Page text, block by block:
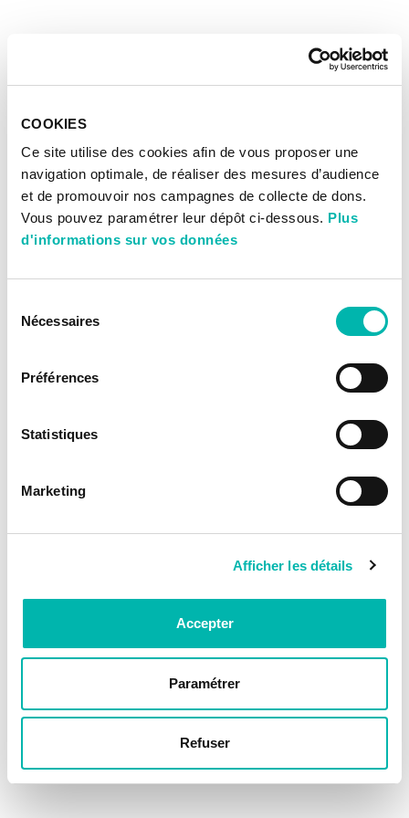
COOKIES
Ce site utilise des cookies afin de vous proposer une
navigation optimale, de réaliser des mesures d’audience
et de promouvoir nos campagnes de collecte de dons.
Vous pouvez paramétrer leur dépôt ci-dessous. Plus
d'informations sur vos données
Nécessaires
Préférences
Statistiques
Marketing
Afficher les détails
Accepter
Paramétrer
Refuser